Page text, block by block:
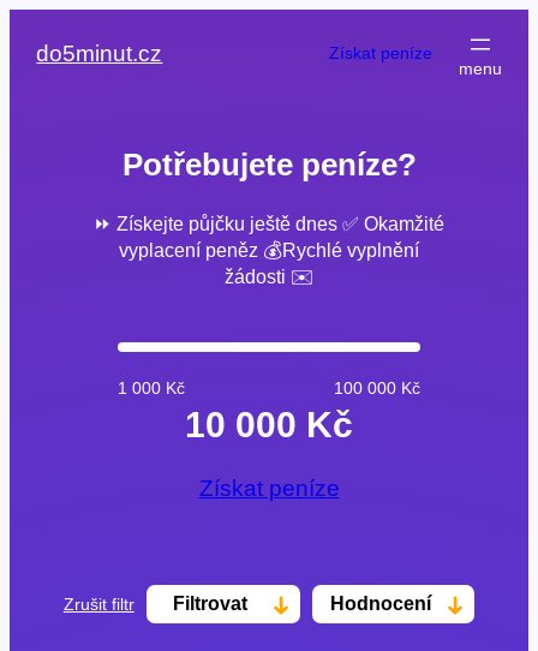
do5minut.cz Získat peníze
Potřebujete peníze?
⏩ Získejte půjčku ještě dnes ✅ Okamžité
vyplacení peněz 💰Rychlé vyplnění
žádosti ✉️
1 000 Kč 100 000 Kč
10 000 Kč
Získat peníze
Zrušit filtr Filtrovat Hodnocení